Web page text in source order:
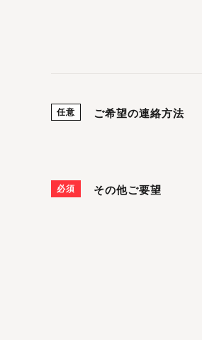
任意 ご希望の連絡方法
必須 その他ご要望